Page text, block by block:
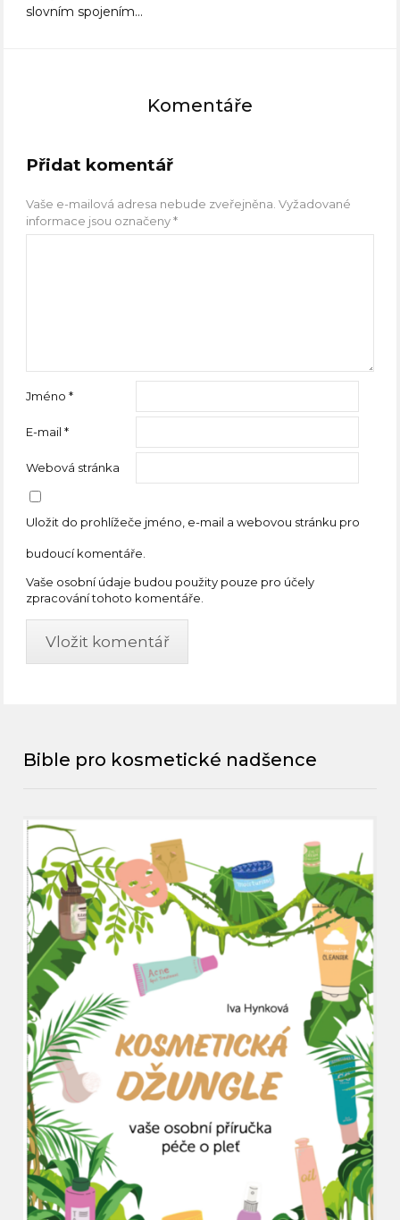
slovním spojením…
Komentáře
Přidat komentář
Vaše e-mailová adresa nebude zveřejněna. Vyžadované
informace jsou označeny*
Jméno*
E-mail*
Webová stránka
Uložit do prohlížeče jméno, e-mail a webovou stránku pro
budoucí komentáře.
Vaše osobní údaje budou použity pouze pro účely
zpracování tohoto komentáře.
Bible pro kosmetické nadšence